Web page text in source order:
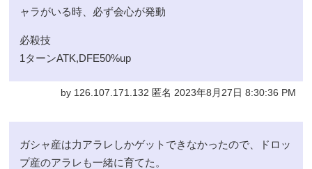
ャラがいる時、必ず会心が発動
必殺技
1ターンATK,DFE50%up
by 126.107.171.132 匿名 2023年8月27日 8:30:36 PM
ガシャ産は力アラレしかゲットできなかったので、ドロッ
プ産のアラレも一緒に育てた。